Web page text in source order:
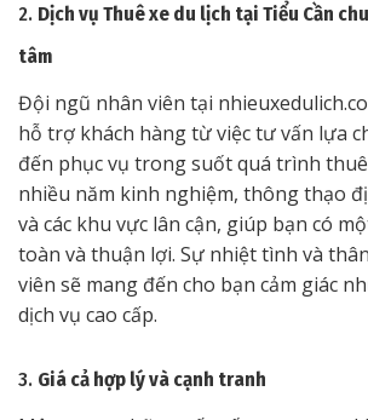
2. Dịch vụ Thuê xe du lịch tại Tiểu Cần
tâm
Đội ngũ nhân viên tại
hỗ trợ khách hàng từ việc tư vấn lựa
đến phục vụ trong suốt quá trình thuê
nhiều năm kinh nghiệm, thông thạo
và các khu vực lân cận, giúp bạn có
toàn và thuận lợi. Sự nhiệt tình và
viên sẽ mang đến cho bạn cảm giác
dịch vụ cao cấp.
3. Giá cả hợp lý và cạnh tranh